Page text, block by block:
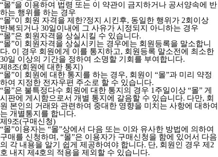
“몰”을 이용하여 법령 또는 이 약관이 금지하거나 공서양속에 반
하는 행위를 하는 경우
“몰”이 회원 자격을 제한?정지 시킨후, 동일한 행위가 2회이상
반복되거나 30일이내에 그 사유가 시정되지 아니하는 경우
“몰”은 회원자격을 상실시킬 수 있습니다.
“몰”이 회원자격을 상실시키는 경우에는 회원등록을 말소합니
다. 이 경우 회원에게 이를 통지하고, 회원등록 말소전에 최소한
30일 이상의 기간을 정하여 소명할 기회를 부여합니다.
제8조(회원에 대한 통지)
“몰”이 회원에 대한 통지를 하는 경우, 회원이 “몰”과 미리 약정
하여 지정한 전자우편 주소로 할 수 있습니다.
“몰”은 불특정다수 회원에 대한 통지의 경우 1주일이상 “몰” 게
시판에 게시함으로서 개별 통지에 갈음할 수 있습니다. 다만, 회
원 본인의 거래와 관련하여 중대한 영향을 미치는 사항에 대하여
는 개별통지를 합니다.
제9조(구매신청)
“몰”이용자는 “몰”상에서 다음 또는 이와 유사한 방법에 의하여
구매를 신청하며, “몰”은 이용자가 구매신청을 함에 있어서 다음
의 각 내용을 알기 쉽게 제공하여야 합니다. 단, 회원인 경우 제2
호 내지 제4호의 적용을 제외할 수 있습니다.